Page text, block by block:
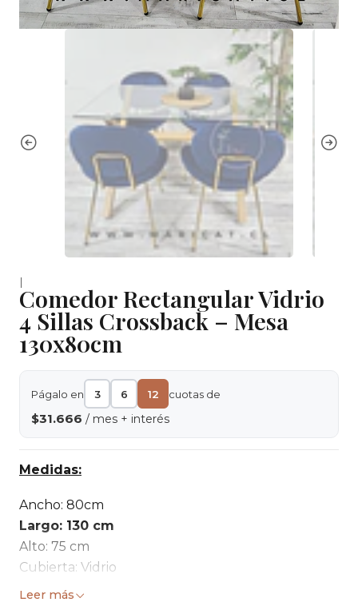
|
Comedor Rectangular Vidrio
4 Sillas Crossback – Mesa
130x80cm
Págalo en 3 6 12 cuotas de
$31.666 / mes + interés
Medidas:
Ancho: 80cm
Largo: 130 cm
Alto: 75 cm
Cubierta: Vidrio
Patas: DE METAL COLOR MADERA
Leer más